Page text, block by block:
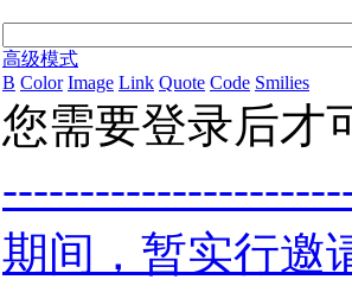
高级模式
B Color Image Link Quote Code Smilies
您需要登录后才
期间，暂实行